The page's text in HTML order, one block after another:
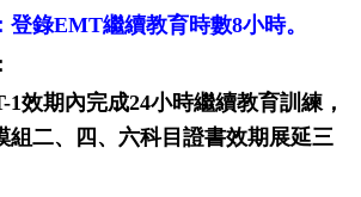
登錄EMT繼續教育時數8小時。
1效期內完成24小時繼續教育訓練 ，
組二、四、六科目證書效期展延三